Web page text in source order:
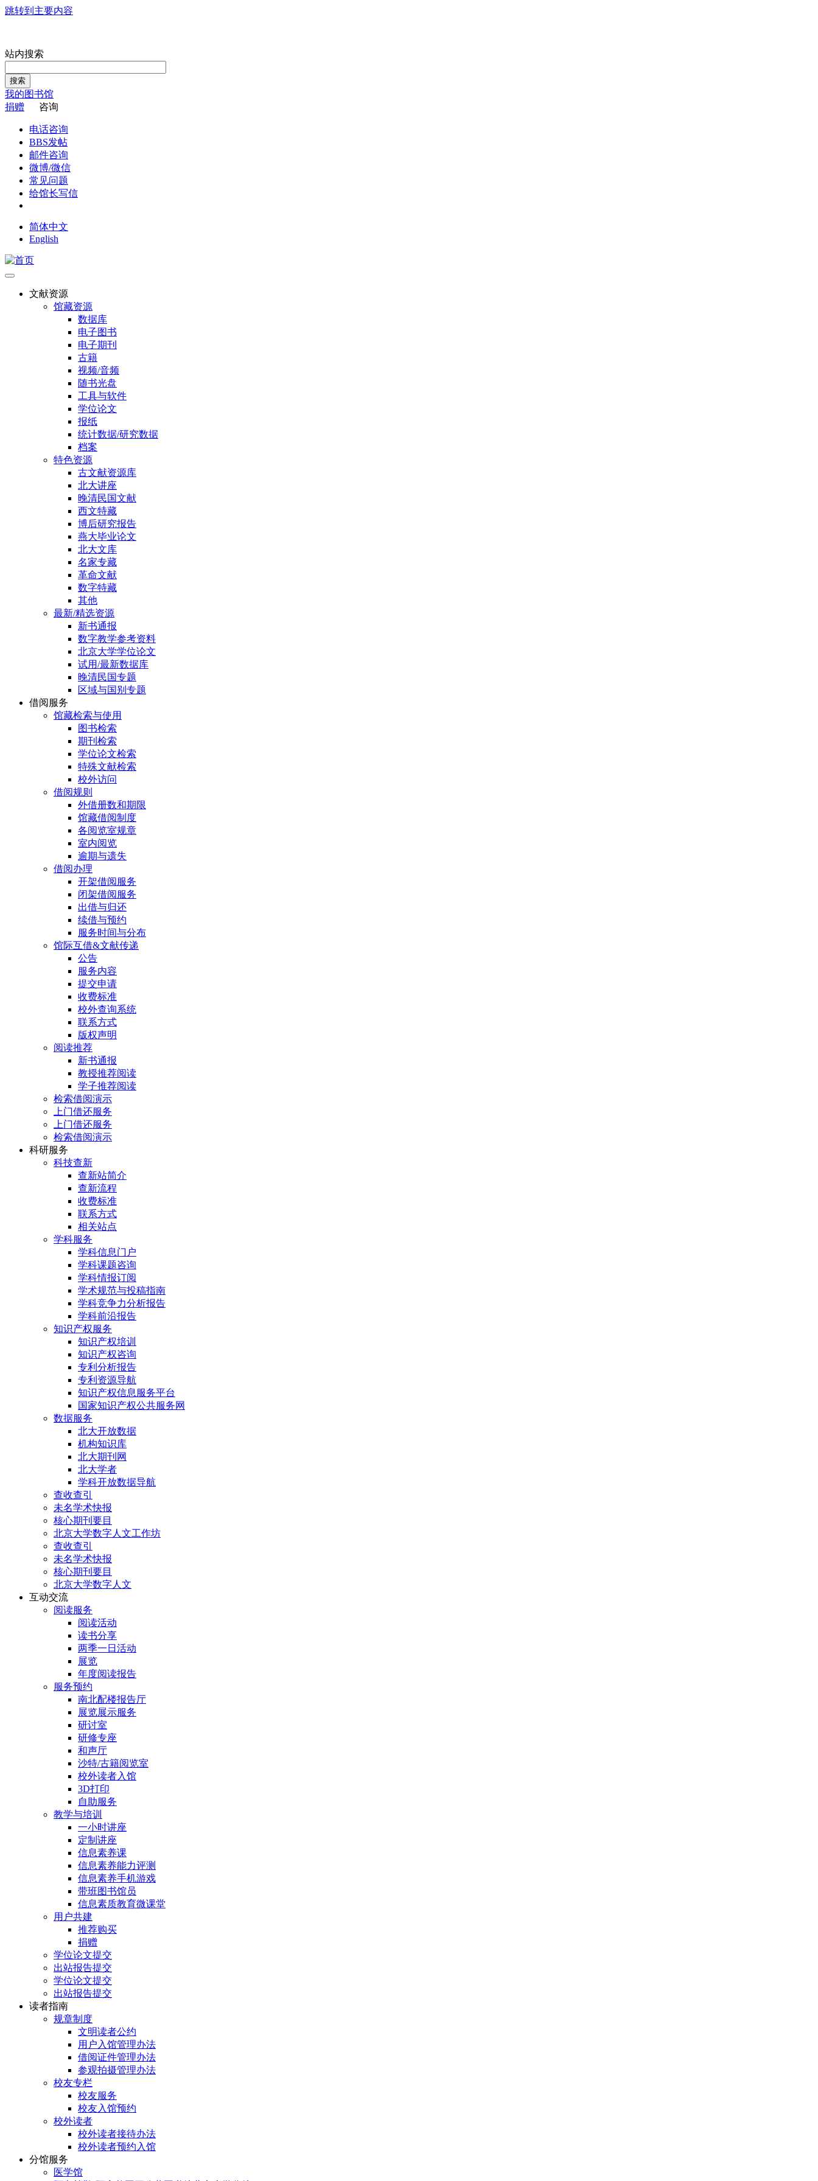
跳转到主要内容
站内搜索
搜索
我的图书馆
捐赠
咨询
电话咨询
BBS发帖
邮件咨询
微博/微信
常见问题
给馆长写信
简体中文
English
文献资源
馆藏资源
数据库
电子图书
电子期刊
古籍
视频/音频
随书光盘
工具与软件
学位论文
报纸
统计数据/研究数据
档案
特色资源
古文献资源库
北大讲座
晚清民国文献
西文特藏
博后研究报告
燕大毕业论文
北大文库
名家专藏
革命文献
数字特藏
其他
最新/精选资源
新书通报
数字教学参考资料
北京大学学位论文
试用/最新数据库
晚清民国专题
区域与国别专题
借阅服务
馆藏检索与使用
图书检索
期刊检索
学位论文检索
特殊文献检索
校外访问
借阅规则
外借册数和期限
馆藏借阅制度
各阅览室规章
室内阅览
逾期与遗失
借阅办理
开架借阅服务
闭架借阅服务
出借与归还
续借与预约
服务时间与分布
馆际互借&文献传递
公告
服务内容
提交申请
收费标准
校外查询系统
联系方式
版权声明
阅读推荐
新书通报
教授推荐阅读
学子推荐阅读
检索借阅演示
上门借还服务
上门借还服务
检索借阅演示
科研服务
科技查新
查新站简介
查新流程
收费标准
联系方式
相关站点
学科服务
学科信息门户
学科课题咨询
学科情报订阅
学术规范与投稿指南
学科竞争力分析报告
学科前沿报告
知识产权服务
知识产权培训
知识产权咨询
专利分析报告
专利资源导航
知识产权信息服务平台
国家知识产权公共服务网
数据服务
北大开放数据
机构知识库
北大期刊网
北大学者
学科开放数据导航
查收查引
未名学术快报
核心期刊要目
北京大学数字人文工作坊
查收查引
未名学术快报
核心期刊要目
北京大学数字人文
互动交流
阅读服务
阅读活动
读书分享
两季一日活动
展览
年度阅读报告
服务预约
南北配楼报告厅
展览展示服务
研讨室
研修专座
和声厅
沙特/古籍阅览室
校外读者入馆
3D打印
自助服务
教学与培训
一小时讲座
定制讲座
信息素养课
信息素养能力评测
信息素养手机游戏
带班图书馆员
信息素质教育微课堂
用户共建
推荐购买
捐赠
学位论文提交
出站报告提交
学位论文提交
出站报告提交
读者指南
规章制度
文明读者公约
用户入馆管理办法
借阅证件管理办法
参观拍摄管理办法
校友专栏
校友服务
校友入馆预约
校外读者
校外读者接待办法
校外读者预约入馆
分馆服务
医学馆